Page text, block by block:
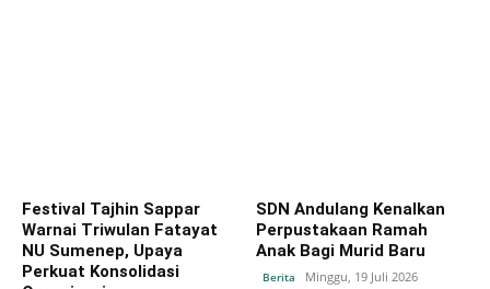
Festival Tajhin Sappar
Warnai Triwulan Fatayat
NU Sumenep, Upaya
Perkuat Konsolidasi
SDN Andulang Kenalkan
Perpustakaan Ramah
Anak Bagi Murid Baru
Berita Minggu, 19 Juli 2026